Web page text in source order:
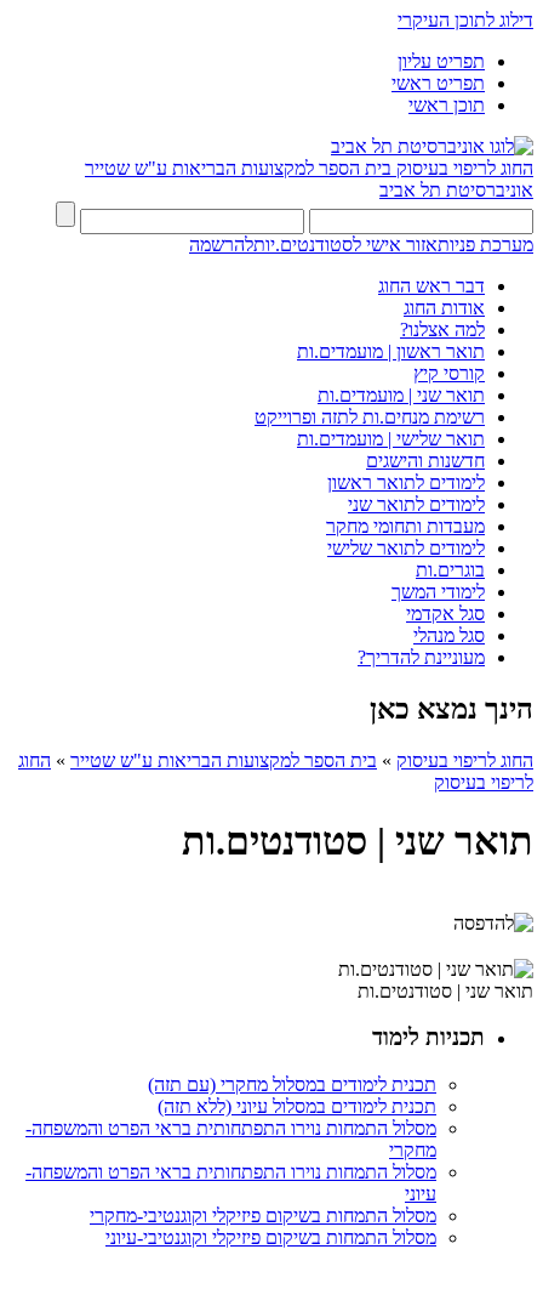
דילוג לתוכן העיקרי
תפריט עליון
תפריט ראשי
תוכן ראשי
החוג לריפוי בעיסוק בית הספר למקצועות הבריאות ע"ש שטייר
אוניברסיטת תל אביב
מערכת פניותאזור אישי לסטודנטים.יותלהרשמה
דבר ראש החוג
אודות החוג
למה אצלנו?
תואר ראשון | מועמדים.ות
קורסי קיץ
תואר שני | מועמדים.ות
רשימת מנחים.ות לתזה ופרוייקט
תואר שלישי | מועמדים.ות
חדשנות והישגים
לימודים לתואר ראשון
לימודים לתואר שני
מעבדות ותחומי מחקר
לימודים לתואר שלישי
בוגרים.ות
לימודי המשך
סגל אקדמי
סגל מנהלי
מעוניינת להדריך?
הינך נמצא כאן
החוג לריפוי בעיסוק » בית הספר למקצועות הבריאות ע"ש שטייר » החוג
לריפוי בעיסוק
תואר שני | סטודנטים.ות
תואר שני | סטודנטים.ות
תכניות לימוד
תכנית לימודים במסלול מחקרי (עם תזה)
תכנית לימודים במסלול עיוני (ללא תזה)
מסלול התמחות נוירו התפתחותית בראי הפרט והמשפחה-
מחקרי
מסלול התמחות נוירו התפתחותית בראי הפרט והמשפחה-
עיוני
מסלול התמחות בשיקום פיזיקלי וקוגנטיבי-מחקרי
מסלול התמחות בשיקום פיזיקלי וקוגנטיבי-עיוני